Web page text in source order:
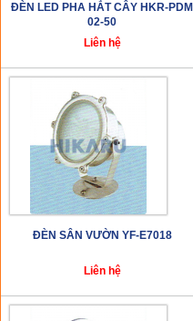
ĐÈN LED PHA HẮT CÂY HKR-PDM
02-50
Liên hệ
ĐÈN SÂN VƯỜN YF-E7018
Liên hệ